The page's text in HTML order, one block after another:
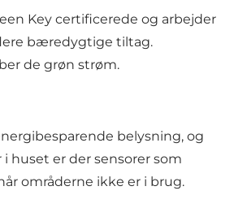
Key certificerede og arbejder
bæredygtige tiltag.
de grøn strøm.
belysning, og
huset er der sensorer som
områderne ikke er i brug.